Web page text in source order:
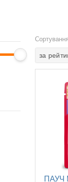
Сортування
за
ПАУЧ